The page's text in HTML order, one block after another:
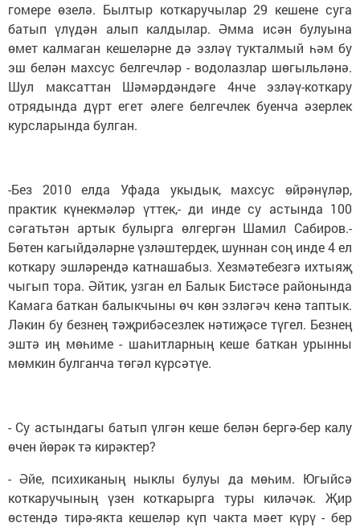
гомере өзелә. Былтыр коткаручылар 29 кешене суга
батып үлүдән алып калдылар. Әмма исән булуына
өмет калмаган кешеләрне дә эзләү тукталмый һәм бу
эш белән махсус белгечләр - водолазлар шөгыльләнә.
Шул максаттан Шәмәрдәндәге 4нче эзләү-коткару
отрядында дүрт егет әлеге белгечлек буенча әзерлек
курсларында булган.
-Без 2010 елда Уфада укыдык, махсус өйрәнүләр,
практик күнекмәләр үттек,- ди инде су астында 100
сәгатьтән артык булырга өлгергән Шамил Сабиров.-
Бөтен кагыйдәләрне үзләштердек, шуннан соң инде 4 ел
коткару эшләрендә катнашабыз. Хезмәтебезгә ихтыяҗ
чыгып тора. Әйтик, узган ел Балык Бистәсе районында
Камага баткан балыкчыны өч көн эзләгәч кенә таптык.
Ләкин бу безнең тәҗрибәсезлек нәтиҗәсе түгел. Безнең
эштә иң мөһиме - шаһитларның кеше баткан урынны
мөмкин булганча төгәл күрсәтүе.
- Су астындагы батып үлгән кеше белән бергә-бер калу
өчен йөрәк тә кирәктер?
- Әйе, психиканың ныклы булуы да мөһим. Югыйсә
коткаручының үзен коткарырга туры киләчәк. Җир
өстендә тирә-якта кешеләр күп чакта мәет күрү - бер